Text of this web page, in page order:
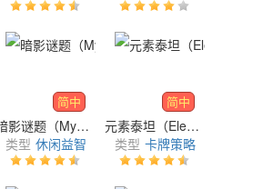
简中
暗影谜题（Myths of Moonrise）
类型 休闲益智
简中
元素泰坦（Elemental Titans）
类型 卡牌策略